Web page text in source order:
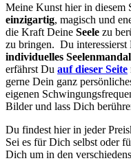
Meine Kunst hier in diesem
einzigartig, magisch und
die Kraft Deine Seele zu
zu bringen. Du interessierst
individuelles
erfährst Du auf dieser Seite
gerne Dein ganz
eigenen
Bilder und lass Dich
Du findest hier in jeder
Sei es für Dich selbst oder
Dich um in den